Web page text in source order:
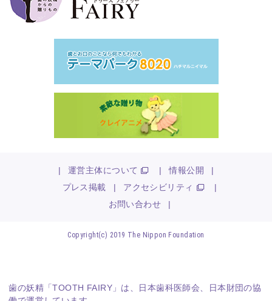
| 運営主体について | 情報公開
|
プレス掲載
| アクセシビリティ
|
お問い合わせ
|
Copyright(c) 2019 The Nippon Foundation
歯の妖精「TOOTH FAIRY」は、 日本歯科医師会 日本財団の協